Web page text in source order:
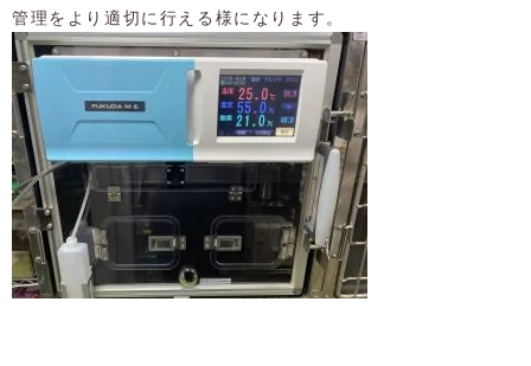
管理をより適切に行える様になります。